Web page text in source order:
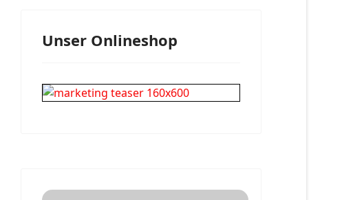
Unser Onlineshop